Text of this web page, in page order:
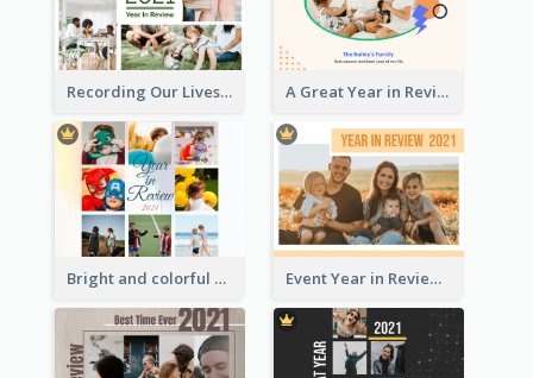
Recording Our Lives Year in Review Photo Book A Great Year in Review Photo Book
Bright and colorful Year in Review Photo Book Event Year in Review Photo Book